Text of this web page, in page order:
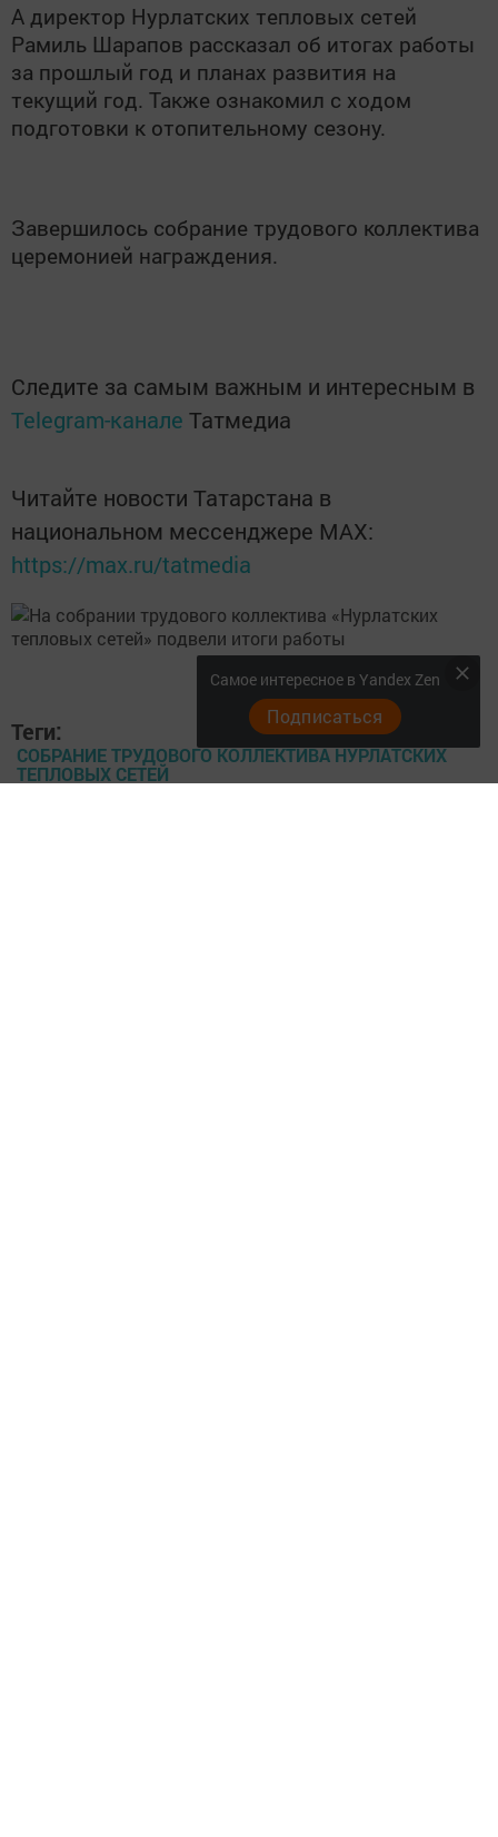
А директор Нурлатских тепловых сетей
Рамиль Шарапов рассказал об итогах работы
за прошлый год и планах развития на
текущий год. Также ознакомил с ходом
подготовки к отопительному сезону.
Завершилось собрание трудового коллектива
церемонией награждения.
Следите за самым важным и интересным в
Telegram-канале Татмедиа
Читайте новости Татарстана в
национальном мессенджере MАХ:
https://max.ru/tatmedia
Теги:
СОБРАНИЕ ТРУДОВОГО КОЛЛЕКТИВА НУРЛАТСКИХ
ТЕПЛОВЫХ СЕТЕЙ
Самое интересное в Yandex Zen
Подписаться